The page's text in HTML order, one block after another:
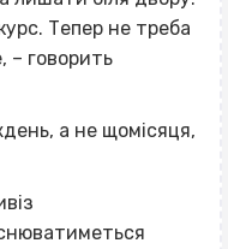
Тепер не треба
– говорить
а не щомісяця,